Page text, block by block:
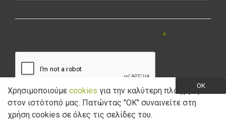
Έχω διαβάσει και αποδέχομαι την Πολιτική Απορρήτου
OK
Χρησιμοποιούμε cookies για την καλύτερη πλοήγηση
στον ιστότοπό μας. Πατώντας "ΟK" συναινείτε στη
χρήση cookies σε όλες τις σελίδες του.